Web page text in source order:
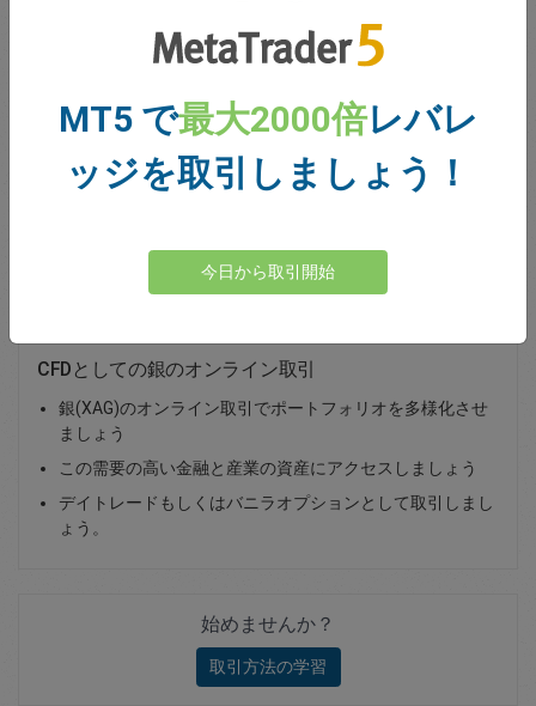
ボーナス
合計のオープン損益
資金を入金
CFDとしての銀のオンライン取引
銀(XAG)のオンライン取引でポートフォリオを多様化させ
ましょう
この需要の高い金融と産業の資産にアクセスしましょう
デイトレードもしくはバニラオプションとして取引しまし
ょう。
始めませんか？
取引方法の学習
MT5 で最大2000倍レバレ
ッジを取引しましょう！
今日から取引開始